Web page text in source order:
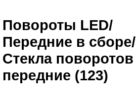
Повороты LED/
Передние в сборе/
Стекла поворотов
передние (123)